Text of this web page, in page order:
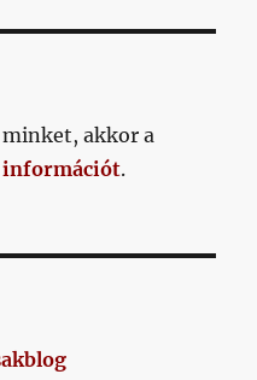
akkor a
.